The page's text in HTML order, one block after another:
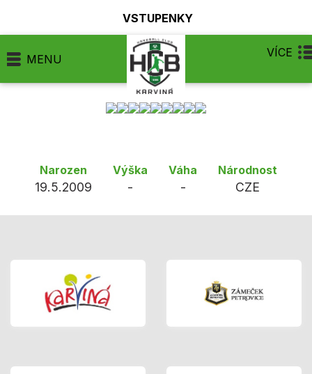
VSTUPENKY
MENU VÍCE
Narozen
19.5.2009
Výška
-
Váha
-
Národnost
CZE